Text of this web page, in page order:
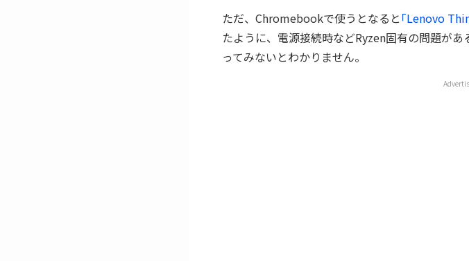
ただ、Chromebookで使うとなると ｢Lenovo
たように、電源接続時などRyzen固有の問題が
ってみないとわかりません。